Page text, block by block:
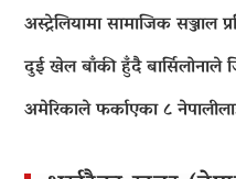
अस्ट्रेलियामा सामाजिक सञ्जाल
दुई खेल बाँकी हुँदै बार्सिलोनाले
अमेरिकाले फर्काएका ८